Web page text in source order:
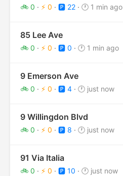
🚲 0 · ⚡ 0 · 🅿️ 22 · 🕐 1 min ago
85 Lee Ave
🚲 0 · ⚡ 0 · 🅿️ 0 · 🕐 1 min ago
9 Emerson Ave
🚲 0 · ⚡ 0 · 🅿️ 4 · 🕐 just now
9 Willingdon Blvd
🚲 0 · ⚡ 0 · 🅿️ 8 · 🕐 just now
91 Via Italia
🚲 0 · ⚡ 0 · 🅿️ 10 · 🕐 just now